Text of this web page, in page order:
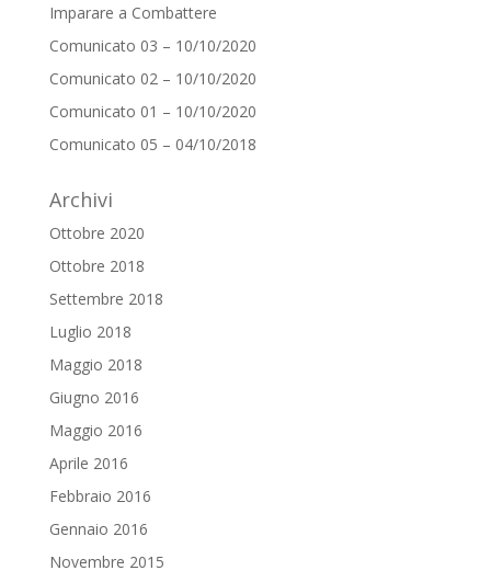
Imparare a Combattere
Comunicato 03 – 10/10/2020
Comunicato 02 – 10/10/2020
Comunicato 01 – 10/10/2020
Comunicato 05 – 04/10/2018
Archivi
Ottobre 2020
Ottobre 2018
Settembre 2018
Luglio 2018
Maggio 2018
Giugno 2016
Maggio 2016
Aprile 2016
Febbraio 2016
Gennaio 2016
Novembre 2015